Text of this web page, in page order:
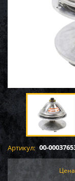
Артикул: 00-